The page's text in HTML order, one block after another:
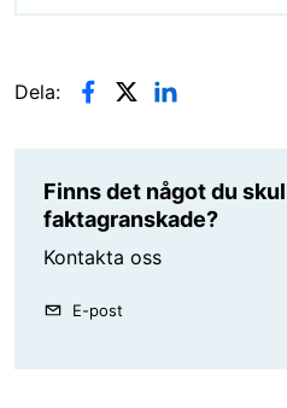
Dela:
Finns det något du
faktagranskade?
Kontakta oss
E-post